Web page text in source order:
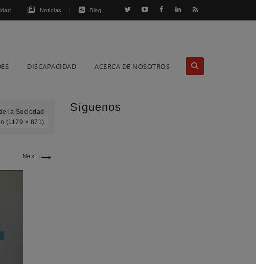
Noticias Blog
DISCAPACIDAD ACERCA DE NOSOTROS
la Sociedad
(1179 × 871)
Next →
Síguenos